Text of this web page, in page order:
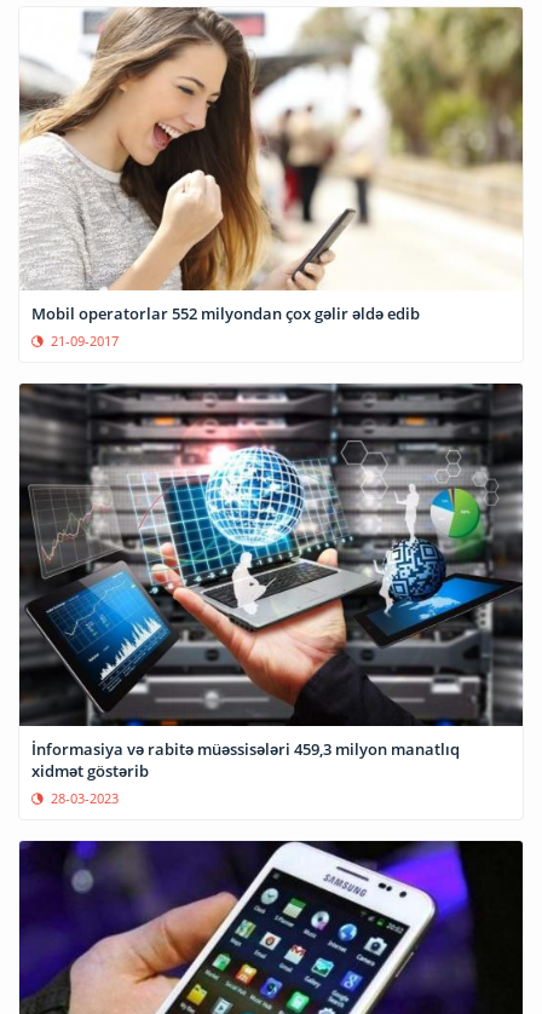
Mobil operatorlar 552 milyondan çox gəlir əldə edib
21-09-2017
İnformasiya və rabitə müəssisələri 459,3 milyon manatlıq
xidmət göstərib
28-03-2023